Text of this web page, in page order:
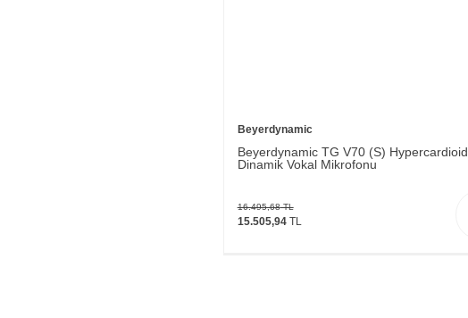
Beyerdynamic
Beyerdynamic TG V70 (S) Hypercardioid
Dinamik Vokal Mikrofonu
16.495,68TL
15.505,94TL